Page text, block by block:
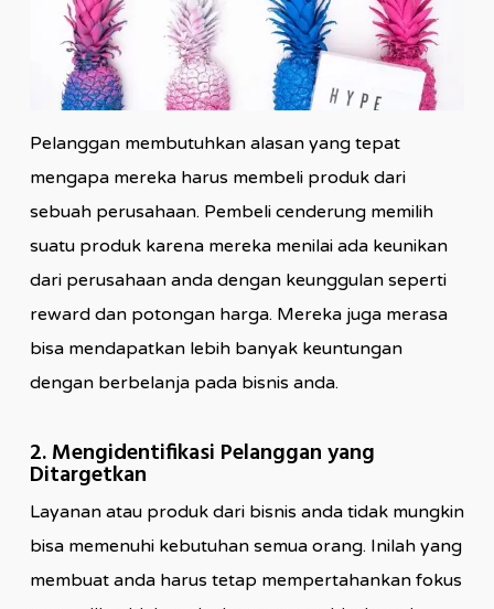
Pelanggan membutuhkan alasan yang tepat
mengapa mereka harus membeli produk dari
sebuah perusahaan. Pembeli cenderung memilih
suatu produk karena mereka menilai ada keunikan
dari perusahaan anda dengan keunggulan seperti
reward dan potongan harga. Mereka juga merasa
bisa mendapatkan lebih banyak keuntungan
dengan berbelanja pada bisnis anda.
2. Mengidentifikasi Pelanggan yang
Ditargetkan
Layanan atau produk dari bisnis anda tidak mungkin
bisa memenuhi kebutuhan semua orang. Inilah yang
membuat anda harus tetap mempertahankan fokus